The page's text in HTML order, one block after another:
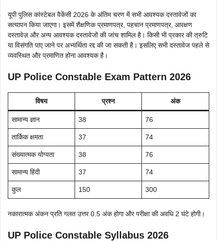
यूपी पुलिस कांस्टेबल वैकेंसी 2026 के अंतिम चरण में सभी आवश्यक दस्तावेजों का
सत्यापन किया जाएगा। इसमें शैक्षणिक प्रमाणपत्र, पहचान प्रमाणपत्र, आरक्षण
दस्तावेज़ और अन्य आवश्यक दस्तावेजों की जांच शामिल है। किसी भी प्रकार की त्रुटि
या विसंगति पाए जाने पर अभ्यर्थिता रद्द की जा सकती है। इसलिए सभी दस्तावेज पहले से
व्यवस्थित और प्रमाणित होना आवश्यक है।
UP Police Constable Exam Pattern 2026
विषय प्रश्न अंक
सामान्य ज्ञान 38 76
तार्किक क्षमता 37 74
संख्यात्मक योग्यता 38 76
सामान्य हिंदी 37 74
कुल 150 300
नकारात्मक अंकन प्रति गलत उत्तर 0.5 अंक होगा और परीक्षा की अवधि 2 घंटे होगी।
UP Police Constable Syllabus 2026